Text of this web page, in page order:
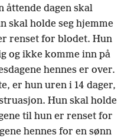
åttende dagen skal
skal holde seg hjemme
renset for blodet. Hun
og ikke komme inn på
hennes er over.
er hun uren i 14 dager,
Hun skal holde
til hun er renset for
hennes for en sønn